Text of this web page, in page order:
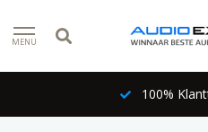
MENU
100%